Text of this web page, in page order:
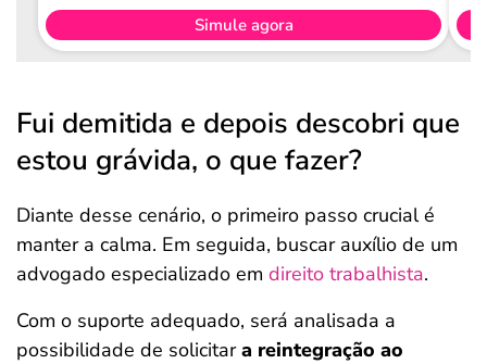
Simule agora
Fui demitida e depois descobri que
estou grávida, o que fazer?
Diante desse cenário, o primeiro passo crucial é
manter a calma. Em seguida, buscar auxílio de um
advogado especializado em direito trabalhista.
Com o suporte adequado, será analisada a
possibilidade de solicitara reintegração ao